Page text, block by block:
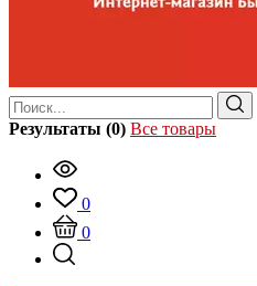
Результаты (0) Все товары
0
0